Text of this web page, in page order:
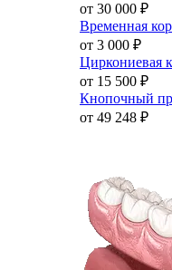
от 30 000 ₽
Временная
от 3 000 ₽
Циркониевая
от 15 500 ₽
Кнопочный
от 49 248 ₽